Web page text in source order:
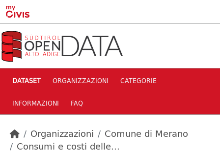
Skip to main content
DATASET ORGANIZZAZIONI CATEGORIE
INFORMAZIONI FAQ
Organizzazioni
Comune di Merano
Consumi e costi delle...